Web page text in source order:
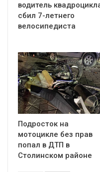
водитель
сбил 7-летнего
велосипедиста
Подросток на
мотоцикле без прав
попал в ДТП в
Столинском районе